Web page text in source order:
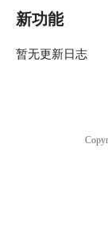
新功能
暂无更新日志